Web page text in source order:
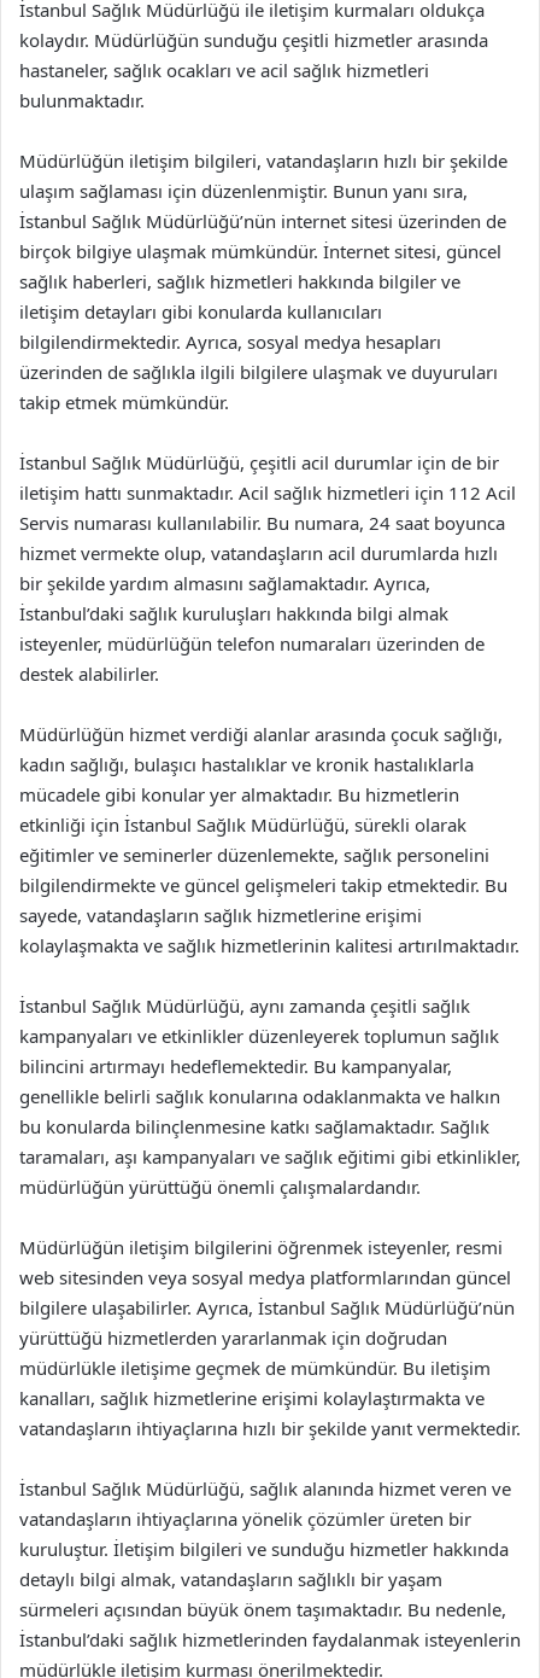
İstanbul Sağlık Müdürlüğü ile iletişim kurmaları oldukça
kolaydır. Müdürlüğün sunduğu çeşitli hizmetler arasında
hastaneler, sağlık ocakları ve acil sağlık hizmetleri
bulunmaktadır.
Müdürlüğün iletişim bilgileri, vatandaşların hızlı bir şekilde
ulaşım sağlaması için düzenlenmiştir. Bunun yanı sıra,
İstanbul Sağlık Müdürlüğü’nün internet sitesi üzerinden de
birçok bilgiye ulaşmak mümkündür. İnternet sitesi, güncel
sağlık haberleri, sağlık hizmetleri hakkında bilgiler ve
iletişim detayları gibi konularda kullanıcıları
bilgilendirmektedir. Ayrıca, sosyal medya hesapları
üzerinden de sağlıkla ilgili bilgilere ulaşmak ve duyuruları
takip etmek mümkündür.
İstanbul Sağlık Müdürlüğü, çeşitli acil durumlar için de bir
iletişim hattı sunmaktadır. Acil sağlık hizmetleri için 112 Acil
Servis numarası kullanılabilir. Bu numara, 24 saat boyunca
hizmet vermekte olup, vatandaşların acil durumlarda hızlı
bir şekilde yardım almasını sağlamaktadır. Ayrıca,
İstanbul’daki sağlık kuruluşları hakkında bilgi almak
isteyenler, müdürlüğün telefon numaraları üzerinden de
destek alabilirler.
Müdürlüğün hizmet verdiği alanlar arasında çocuk sağlığı,
kadın sağlığı, bulaşıcı hastalıklar ve kronik hastalıklarla
mücadele gibi konular yer almaktadır. Bu hizmetlerin
etkinliği için İstanbul Sağlık Müdürlüğü, sürekli olarak
eğitimler ve seminerler düzenlemekte, sağlık personelini
bilgilendirmekte ve güncel gelişmeleri takip etmektedir. Bu
sayede, vatandaşların sağlık hizmetlerine erişimi
kolaylaşmakta ve sağlık hizmetlerinin kalitesi artırılmaktadır.
İstanbul Sağlık Müdürlüğü, aynı zamanda çeşitli sağlık
kampanyaları ve etkinlikler düzenleyerek toplumun sağlık
bilincini artırmayı hedeflemektedir. Bu kampanyalar,
genellikle belirli sağlık konularına odaklanmakta ve halkın
bu konularda bilinçlenmesine katkı sağlamaktadır. Sağlık
taramaları, aşı kampanyaları ve sağlık eğitimi gibi etkinlikler,
müdürlüğün yürüttüğü önemli çalışmalardandır.
Müdürlüğün iletişim bilgilerini öğrenmek isteyenler, resmi
web sitesinden veya sosyal medya platformlarından güncel
bilgilere ulaşabilirler. Ayrıca, İstanbul Sağlık Müdürlüğü’nün
yürüttüğü hizmetlerden yararlanmak için doğrudan
müdürlükle iletişime geçmek de mümkündür. Bu iletişim
kanalları, sağlık hizmetlerine erişimi kolaylaştırmakta ve
vatandaşların ihtiyaçlarına hızlı bir şekilde yanıt vermektedir.
İstanbul Sağlık Müdürlüğü, sağlık alanında hizmet veren ve
vatandaşların ihtiyaçlarına yönelik çözümler üreten bir
kuruluştur. İletişim bilgileri ve sunduğu hizmetler hakkında
detaylı bilgi almak, vatandaşların sağlıklı bir yaşam
sürmeleri açısından büyük önem taşımaktadır. Bu nedenle,
İstanbul’daki sağlık hizmetlerinden faydalanmak isteyenlerin
müdürlükle iletişim kurması önerilmektedir.